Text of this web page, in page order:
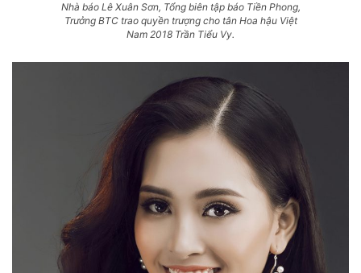
Nhà báo Lê Xuân Sơn, Tổng biên tập báo Tiền Phong,
Trưởng BTC trao quyền trượng cho tân Hoa hậu Việt
Nam 2018 Trần Tiểu Vy.